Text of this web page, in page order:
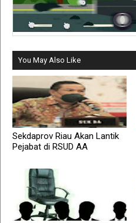
You May Also Like
Sekdaprov Riau Akan Lantik
Pejabat di RSUD AA